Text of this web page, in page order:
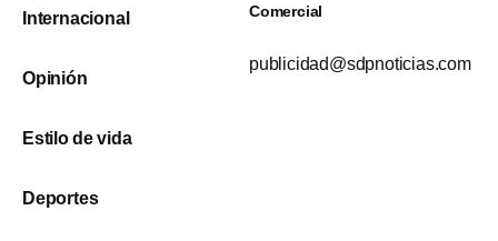
Internacional
Opinión
Estilo de vida
Deportes
Comercial
publicidad@sdpnoticias.com